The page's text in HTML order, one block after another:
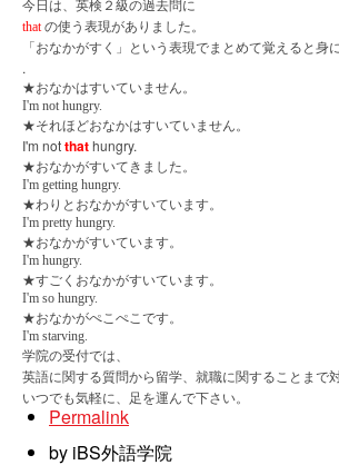
今日は、英検２級の過去問に
that の使う表現がありました。
「おなかがすく」という表現でまとめて覚えると身
.
★おなかはすいていません。
I'm not hungry.
★それほどおなかはすいていません。
I'm notthathungry.
★おなかがすいてきました。
I'm getting hungry.
★わりとおなかがすいています。
I'm pretty hungry.
★おなかがすいています。
I'm hungry.
★すごくおなかがすいています。
I'm so hungry.
★おなかがぺこぺこです。
I'm starving.
学院の受付では、
英語に関する質問から留学、就職に関することまで
いつでも気軽に、足を運んで下さい。
Permalink
by iBS外語学院